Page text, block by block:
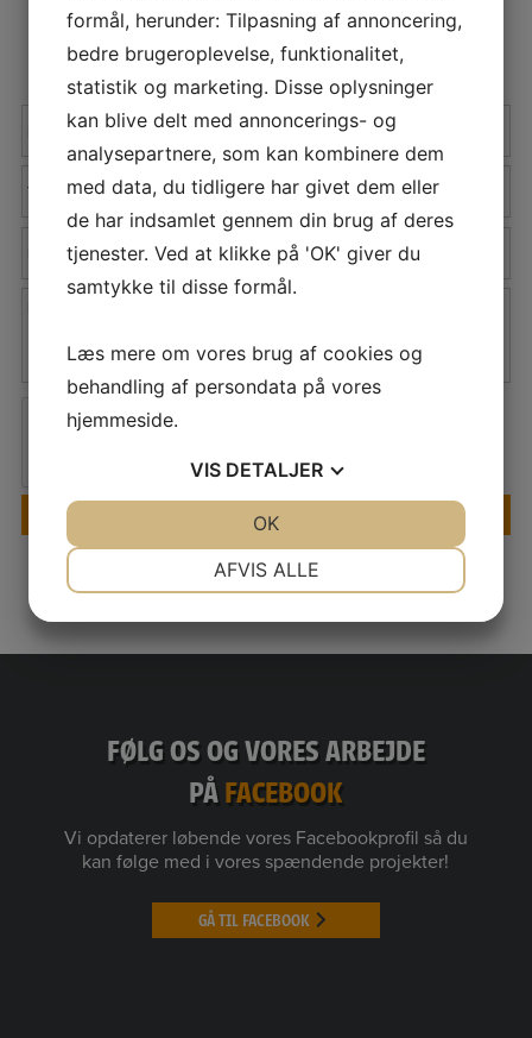
SEND OS EN BESKED
FØLG OS OG VORES ARBEJDE
PÅFACEBOOK
Vi opdaterer løbende vores Facebookprofil så du
kan følge med i vores spændende projekter!
GÅ TIL FACEBOOK
formål, herunder: Tilpasning af annoncering,
bedre brugeroplevelse, funktionalitet,
statistik og marketing. Disse oplysninger
kan blive delt med annoncerings- og
analysepartnere, som kan kombinere dem
med data, du tidligere har givet dem eller
de har indsamlet gennem din brug af deres
tjenester. Ved at klikke på 'OK' giver du
samtykke til disse formål.
Læs mere om vores brug af cookies og
behandling af persondata på vores
hjemmeside.
VIS DETALJER
AFVIS ALLE
OK